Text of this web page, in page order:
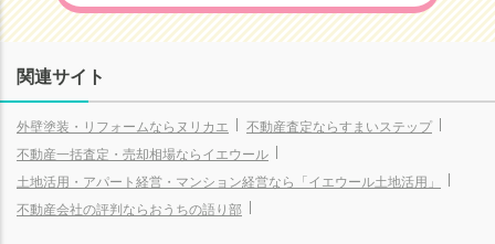
関連サイト
外壁塗装・リフォームならヌリカエ
不動産査定ならすまいステップ
不動産一括査定・売却相場ならイエウール
土地活用・アパート経営・マンション経営なら「イエウール土地活用」
不動産会社の評判ならおうちの語り部